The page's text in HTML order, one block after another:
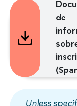
de
Unless